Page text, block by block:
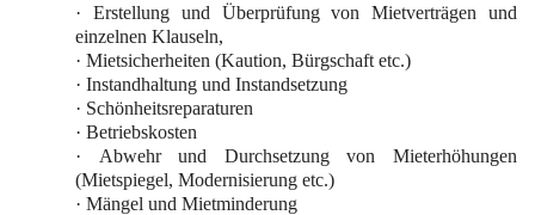
· Erstellung und Überprüfung von Mietverträgen und
einzelnen Klauseln,
· Mietsicherheiten (Kaution, Bürgschaft etc.)
· Instandhaltung und Instandsetzung
· Schönheitsreparaturen
· Betriebskosten
· Abwehr und Durchsetzung von Mieterhöhungen
(Mietspiegel, Modernisierung etc.)
· Mängel und Mietminderung